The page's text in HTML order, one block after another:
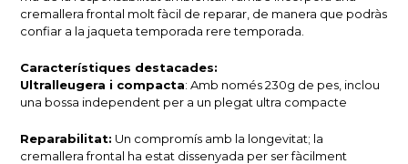
cremallera frontal molt fàcil de reparar, de manera que podràs
confiar a la jaqueta temporada rere temporada.
Característiques destacades:
Ultralleugera i compacta: Amb només 230g de pes, inclou
una bossa independent per a un plegat ultra compacte
Reparabilitat: Un compromís amb la longevitat; la
cremallera frontal ha estat dissenyada per ser fàcilment